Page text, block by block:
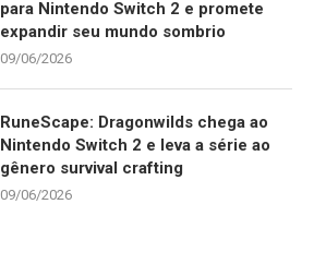
para Nintendo Switch 2 e promete
expandir seu mundo sombrio
09/06/2026
RuneScape: Dragonwilds chega ao
Nintendo Switch 2 e leva a série ao
gênero survival crafting
09/06/2026